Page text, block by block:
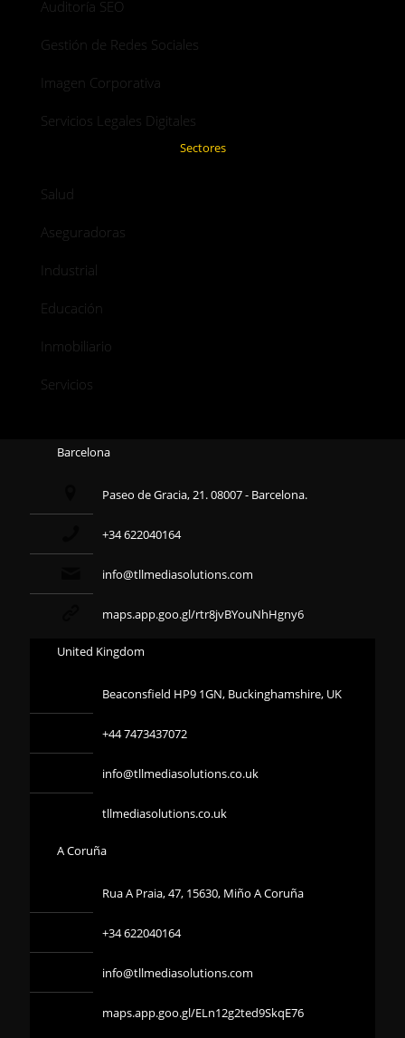
Auditoría SEO
Gestión de Redes Sociales
Imagen Corporativa
Servicios Legales Digitales
Sectores
Salud
Aseguradoras
Industrial
Educación
Inmobiliario
Servicios
Barcelona
Paseo de Gracia, 21. 08007 - Barcelona.
+34 622040164
info@tllmediasolutions.com
maps.app.goo.gl/rtr8jvBYouNhHgny6
United Kingdom
Beaconsfield HP9 1GN, Buckinghamshire, UK
+44 7473437072
info@tllmediasolutions.co.uk
tllmediasolutions.co.uk
A Coruña
Rua A Praia, 47, 15630, Miño A Coruña
+34 622040164
info@tllmediasolutions.com
maps.app.goo.gl/ELn12g2ted9SkqE76